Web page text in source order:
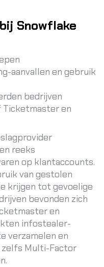
Snowflake
aanvallen en gebruik
bedrijven
en
reeks
op klantaccounts.
van gestolen
krijgen tot gevoelige
bevonden zich
en
infostealer-
verzamelen en
zelfs Multi-Factor